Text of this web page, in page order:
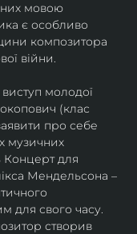
мовою
є особливо
композитора
війни.
молодої
(клас
про себе
музичних
Концерт для
Мендельсона –
для свого часу.
створив